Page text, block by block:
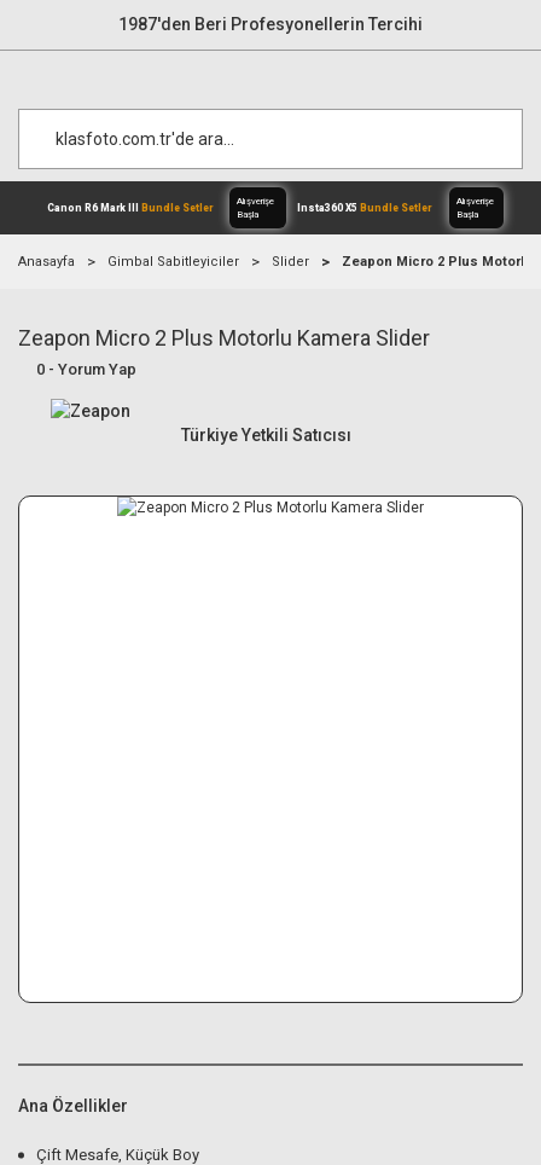
1987'den Beri Profesyonellerin Tercihi
Canon R6 Mark IIIBundle Setler
Alışverişe
Anasayfa Gimbal Sabitleyiciler Slider Zeapon Micro 2 Plus Motorlu
Zeapon Micro 2 Plus Motorlu Kamera Slider
0 - Yorum Yap
Türkiye Yetkili Satıcısı
Ana Özellikler
Çift Mesafe, Küçük Boy